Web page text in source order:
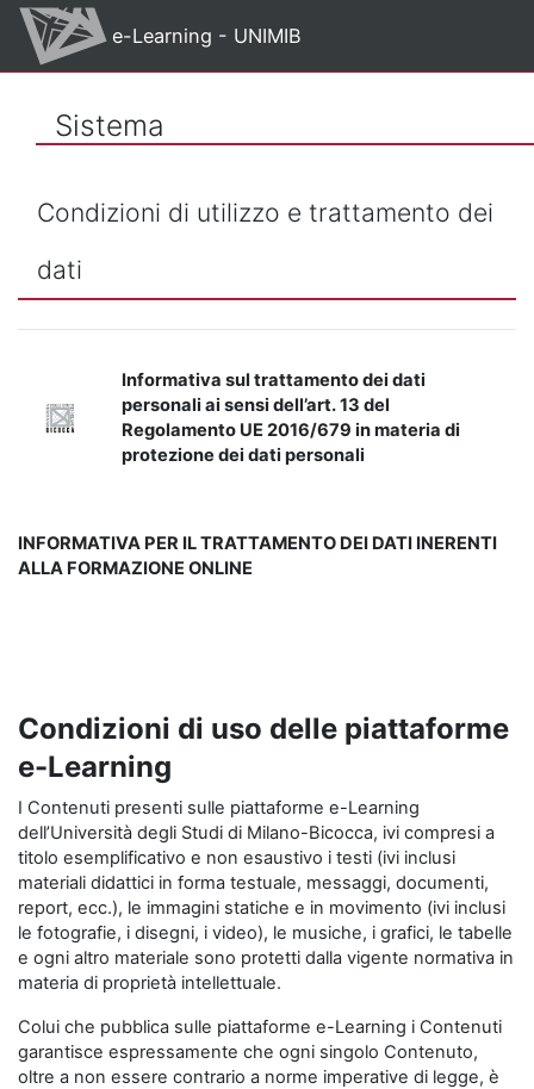
Vai al contenuto principale
e-Learning - UNIMIB
Sistema
Condizioni di utilizzo e trattamento dei
dati
Informativa sul trattamento dei dati
personali ai sensi dell’art. 13 del
Regolamento UE 2016/679 in materia di
protezione dei dati personali
INFORMATIVA PER IL TRATTAMENTO DEI DATI INERENTI
ALLA FORMAZIONE ONLINE
Condizioni di uso delle piattaforme
e-Learning
I Contenuti presenti sulle piattaforme e-Learning
dell’Università degli Studi di Milano-Bicocca, ivi compresi a
titolo esemplificativo e non esaustivo i testi (ivi inclusi
materiali didattici in forma testuale, messaggi, documenti,
report, ecc.), le immagini statiche e in movimento (ivi inclusi
le fotografie, i disegni, i video), le musiche, i grafici, le tabelle
e ogni altro materiale sono protetti dalla vigente normativa in
materia di proprietà intellettuale.
Colui che pubblica sulle piattaforme e-Learning i Contenuti
garantisce espressamente che ogni singolo Contenuto,
oltre a non essere contrario a norme imperative di legge, è